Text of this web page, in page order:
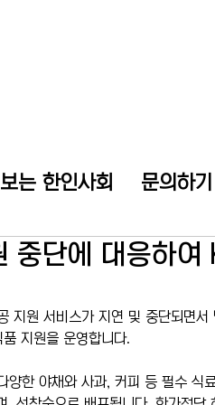
는 한인사회 문의하기
중단에 대응하여
지원 서비스가 지연 및 중단되면
지원을 운영합니다.
한 야채와 사과, 커피 등 필수 식